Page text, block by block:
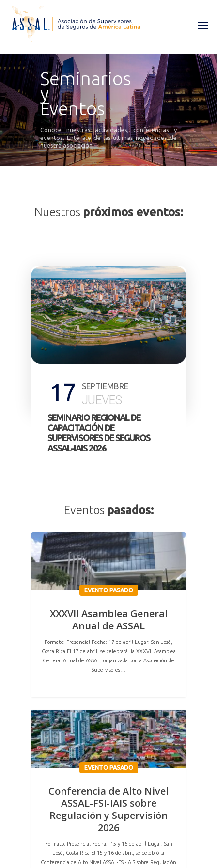
Seminarios
y
Eventos
Conoce nuestras actividades, conferencias y
eventos. Entérate de las últimas novedades de
nuestra asociación.
Nuestros próximos eventos:
17 SEPTIEMBRE
JUEVES
SEMINARIO REGIONAL DE
CAPACITACIÓN DE
SUPERVISORES DE SEGUROS
ASSAL-IAIS 2026
Eventos pasados:
EVENTO PASADO
XXXVII Asamblea General
Anual de ASSAL
Formato: Presencial Fecha: 17 de abril Lugar: San José,
Costa Rica El 17 de abril, se celebrará la XXXVII Asamblea
General Anual de ASSAL, organizada por la Asociación de
Supervisores…
EVENTO PASADO
Conferencia de Alto Nivel
ASSAL-FSI-IAIS sobre
Regulación y Supervisión
2026
Formato: Presencial Fecha: 15 y 16 de abril Lugar: San
José, Costa Rica El 15 y 16 de abril, se celebró la
Conferencia de Alto Nivel ASSAL-FSI-IAIS sobre Regulación